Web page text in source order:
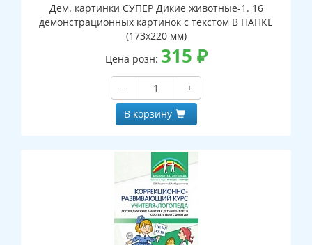
Дем. картинки СУПЕР Дикие животные-1. 16
демонстрационных картинок с текстом В ПАПКЕ
(173х220 мм)
Цена розн: 315 ₽
−
+
В корзину